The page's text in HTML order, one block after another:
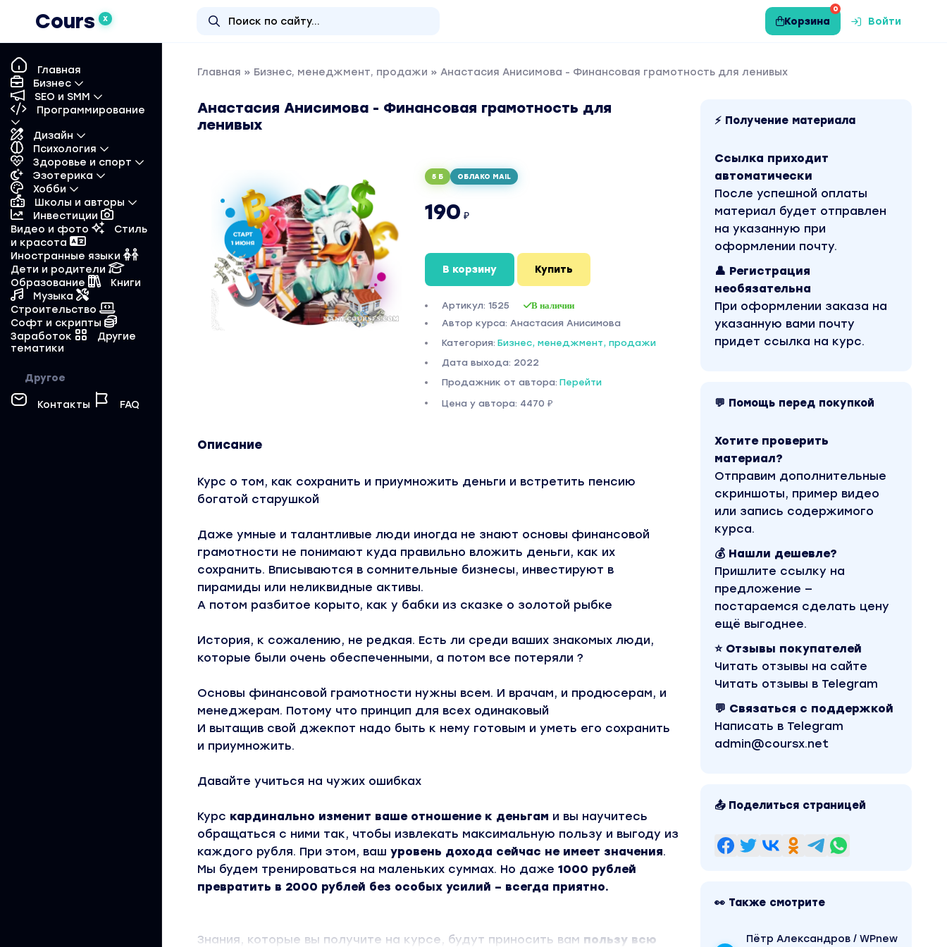
Cours X
0
Корзина Войти
Главная
Бизнес
SEO и SMM
Программирование
Дизайн
Психология
Здоровье и спорт
Эзотерика
Хобби
Школы и авторы
Инвестиции
Видео и фото
Стиль
и красота
Иностранные языки
Дети и родители
Образование
Книги
Музыка
Строительство
Софт и скрипты
Заработок
Другие
тематики
Другое
Контакты FAQ
Главная » Бизнес, менеджмент, продажи » Анастасия Анисимова - Финансовая грамотность для ленивых
Анастасия Анисимова - Финансовая грамотность для
ленивых
5 Б ОБЛАКО MAIL
190 ₽
В корзину Купить
Артикул: 1525 В наличии
Автор курса: Анастасия Анисимова
Категория: Бизнес, менеджмент, продажи
Дата выхода: 2022
Продажник от автора: Перейти
Цена у автора: 4470 ₽
Описание
Курс о том, как сохранить и приумножить деньги и встретить пенсию
богатой старушкой
Даже умные и талантливые люди иногда не знают основы финансовой
грамотности не понимают куда правильно вложить деньги, как их
сохранить. Вписываются в сомнительные бизнесы, инвестируют в
пирамиды или неликвидные активы.
А потом разбитое корыто, как у бабки из сказке о золотой рыбке
История, к сожалению, не редкая. Есть ли среди ваших знакомых люди,
которые были очень обеспеченными, а потом все потеряли ?
Основы финансовой грамотности нужны всем. И врачам, и продюсерам, и
менеджерам. Потому что принцип для всех одинаковый
И вытащив свой джекпот надо быть к нему готовым и уметь его сохранить
и приумножить.
Давайте учиться на чужих ошибках
Курс кардинально изменит ваше отношение к деньгам и вы научитесь
обращаться с ними так, чтобы извлекать максимальную пользу и выгоду из
каждого рубля. При этом, ваш уровень дохода сейчас не имеет значения.
Мы будем тренироваться на маленьких суммах. Но даже 1000 рублей
превратить в 2000 рублей без особых усилий – всегда приятно.
Знания, которые вы получите на курсе, будут приносить вам пользу всю
⚡ Получение материала
Ссылка приходит
автоматически
После успешной оплаты
материал будет отправлен
на указанную при
оформлении почту.
👤 Регистрация
необязательна
При оформлении заказа на
указанную вами почту
придет ссылка на курс.
💬 Помощь перед покупкой
Хотите проверить
материал?
Отправим дополнительные
скриншоты, пример видео
или запись содержимого
курса.
💰 Нашли дешевле?
Пришлите ссылку на
предложение —
постараемся сделать цену
ещё выгоднее.
⭐ Отзывы покупателей
Читать отзывы на сайте
Читать отзывы в Telegram
💬 Связаться с поддержкой
Написать в Telegram
admin@coursx.net
📤 Поделиться страницей
👀 Также смотрите
Пётр Александров / WPnew